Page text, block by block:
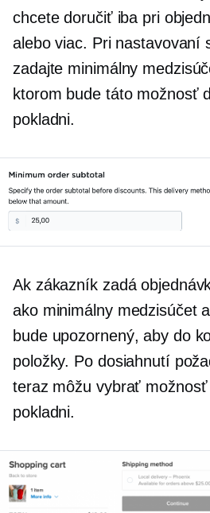
chcete doručiť iba pri
alebo viac. Pri nastavovaní
zadajte minimálny
ktorom bude táto možnosť
pokladni.
Ak zákazník zadá
ako minimálny medzisúčet
bude upozornený, aby do
položky. Po dosiahnutí
teraz môžu vybrať
pokladni.